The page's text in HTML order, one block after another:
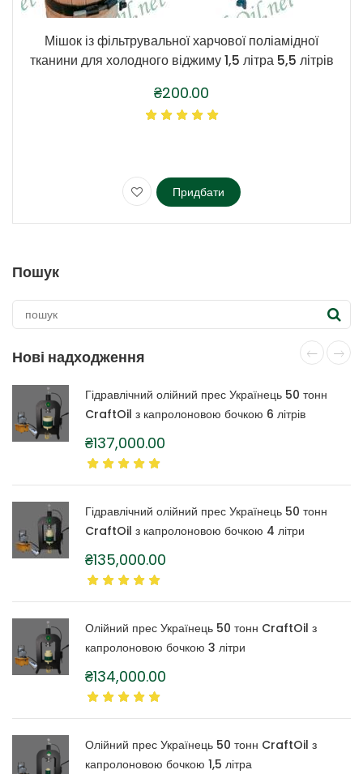
Мішок із фільтрувальної харчової поліамідної
тканини для холодного віджиму 1,5 літра 5,5 літрів
₴200.00
Придбати
кілька
варіантів.
Параметри
можна
вибрати
на
сторінці
товару
Пошук
Нові надходження
Гідравлічний олійний прес Українець 50 тонн
CraftOil з капролоновою бочкою 6 літрів
₴137,000.00
Гідравлічний олійний прес Українець 50 тонн
CraftOil з капролоновою бочкою 4 літри
₴135,000.00
Олійний прес Українець 50 тонн CraftOil з
капролоновою бочкою 3 літри
₴134,000.00
Олійний прес Українець 50 тонн CraftOil з
капролоновою бочкою 1,5 літра